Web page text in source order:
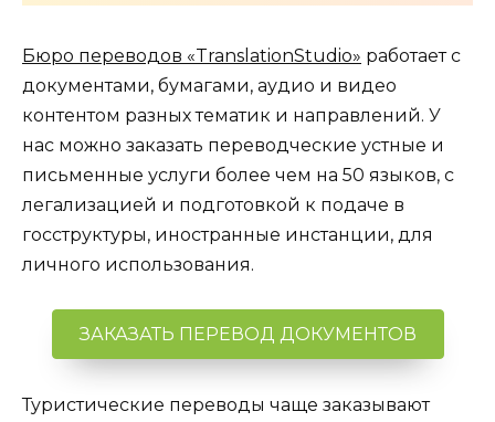
Бюро переводов «TranslationStudio» работает с
документами, бумагами, аудио и видео
контентом разных тематик и направлений. У
нас можно заказать переводческие устные и
письменные услуги более чем на 50 языков, с
легализацией и подготовкой к подаче в
госструктуры, иностранные инстанции, для
личного использования.
ЗАКАЗАТЬ ПЕРЕВОД ДОКУМЕНТОВ
Туристические переводы чаще заказывают